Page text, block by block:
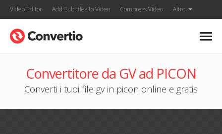
Video Editor Add Subtitles to Video Compress Video Altro
Convertitore da GV ad PICON
Converti i tuoi file gv in picon online e gratis